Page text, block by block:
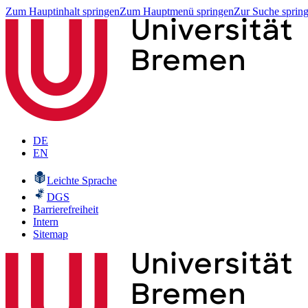
Zum Hauptinhalt springenZum Hauptmenü springenZur Suche
DE
EN
Leichte Sprache
DGS
Barrierefreiheit
Intern
Sitemap